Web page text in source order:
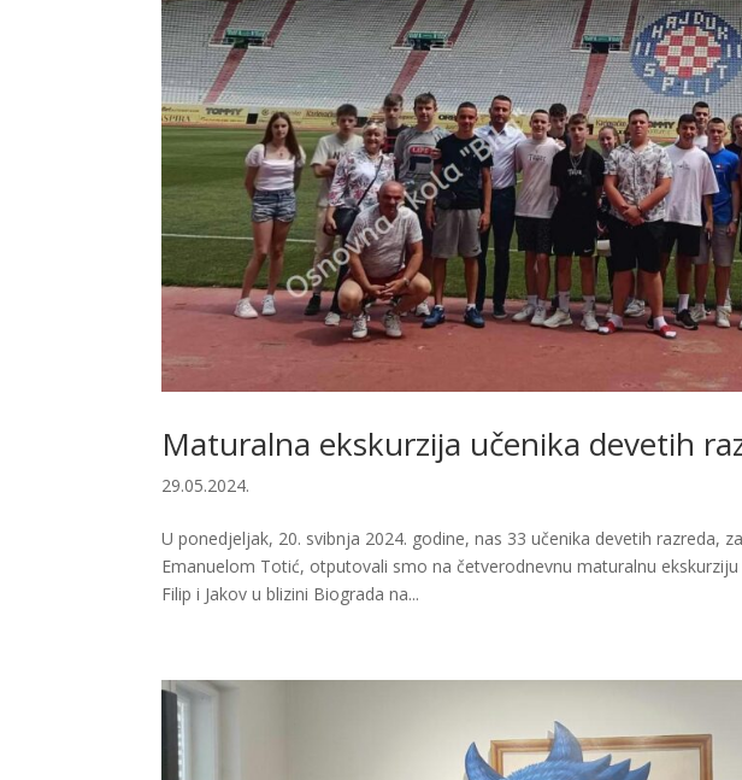
Maturalna ekskurzija učenika devetih
29.05.2024.
U ponedjeljak, 20. svibnja 2024. godine, nas 33 učenika devetih razreda,
Emanuelom Totić, otputovali smo na četverodnevnu maturalnu
Filip i Jakov u blizini Biograda na...